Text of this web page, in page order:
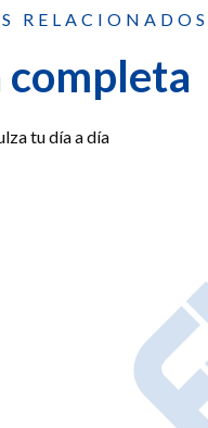
RELACIONADOS
completa
tu día a día